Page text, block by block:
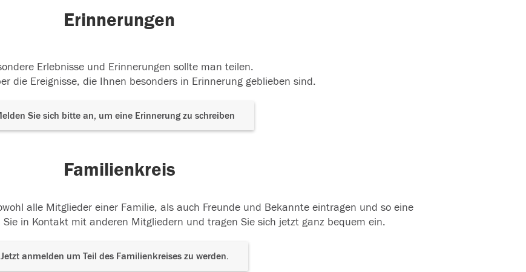
Erinnerungen
Erlebnisse und Erinnerungen sollte man teilen.
die Ereignisse, die Ihnen besonders in Erinnerung geblieben sind.
Sie sich bitte an, um eine Erinnerung zu schreiben
Familienkreis
alle Mitglieder einer Familie, als auch Freunde und Bekannte eintragen und so eine
in Kontakt mit anderen Mitgliedern und tragen Sie sich jetzt ganz bequem ein.
Jetzt anmelden um Teil des Familienkreises zu werden.